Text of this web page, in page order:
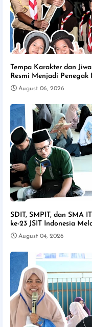
Tempa Karakter dan
Resmi Menjadi Penegak
August 06, 2026
SDIT, SMPIT, dan SMA
ke-23 JSIT Indonesia
August 04, 2026